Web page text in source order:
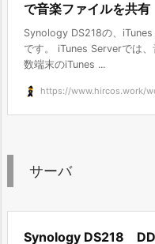
で音楽ファイルを共有
Synology DS218の、
です。 iTunes Serverでは
数端末のiTunes ...
https://www.hircos.work/
サーバ
Synology DS218